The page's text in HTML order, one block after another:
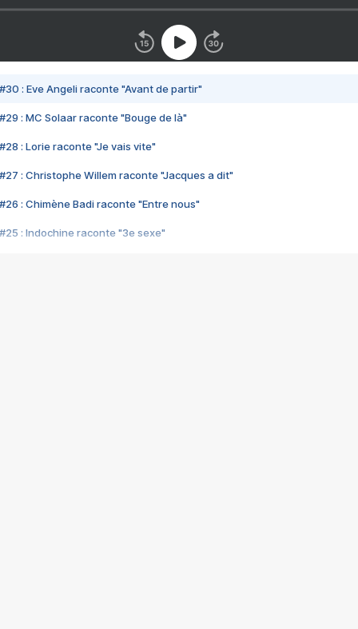
#30 : Eve Angeli raconte "Avant de partir"
#29 : MC Solaar raconte "Bouge de là"
#28 : Lorie raconte "Je vais vite"
#27 : Christophe Willem raconte "Jacques a dit"
#26 : Chimène Badi raconte "Entre nous"
#25 : Indochine raconte "3e sexe"